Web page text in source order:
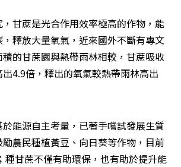
甘蔗是光合作用效率極高的作物，能
釋放大量氧氣，近來國外不斷有專文
的甘蔗園與熱帶雨林相較，甘蔗吸收
4.9倍，釋出的氧氣較熱帶雨林高出
能源自主考量，已著手嚐試發展生質
農民種植黃豆、向日葵等作物，目前
種甘蔗不僅有助環保，也有助於提升能